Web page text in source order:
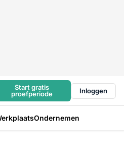
Start gratis
proefperiode
Inloggen
Ondernemen